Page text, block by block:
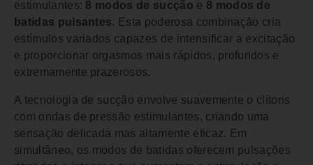
estimulantes: 8 modos de sucção e 8 modos de
batidas pulsantes. Esta poderosa combinação cria
estímulos variados capazes de intensificar a excitação
e proporcionar orgasmos mais rápidos, profundos e
extremamente prazerosos.
A tecnologia de sucção envolve suavemente o clítoris
com ondas de pressão estimulantes, criando uma
sensação delicada mas altamente eficaz. Em
simultâneo, os modos de batidas oferecem pulsações